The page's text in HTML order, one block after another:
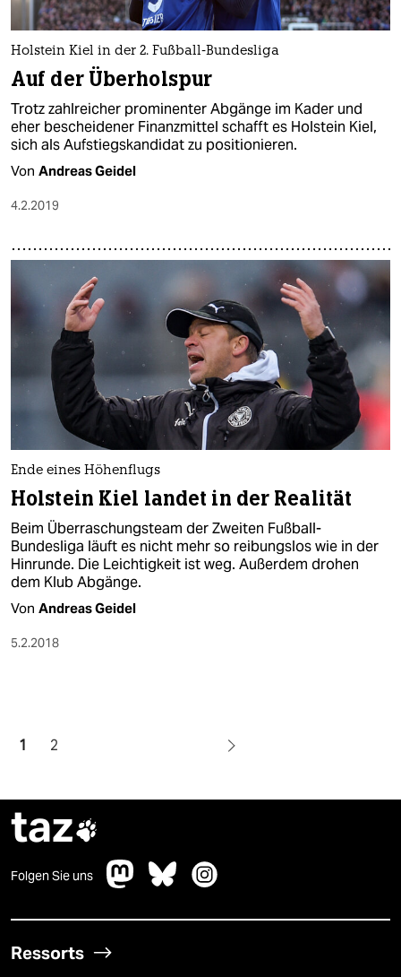
Holstein Kiel in der 2. Fußball-Bundesliga
Auf der Überholspur
Trotz zahlreicher prominenter Abgänge im Kader und
eher bescheidener Finanzmittel schafft es Holstein Kiel,
sich als Aufstiegskandidat zu positionieren.
Von Andreas Geidel
4.2.2019
Ende eines Höhenflugs
Holstein Kiel landet in der Realität
Beim Überraschungsteam der Zweiten Fußball-
Bundesliga läuft es nicht mehr so reibungslos wie in der
Hinrunde. Die Leichtigkeit ist weg. Außerdem drohen
dem Klub Abgänge.
Von Andreas Geidel
5.2.2018
1 2
taz
Folgen Sie uns
Ressorts